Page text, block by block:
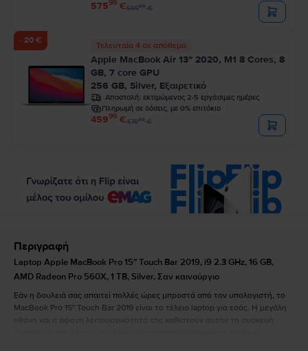
57599 €59999€
- 20 €
Τελευταία 4 σε απόθεμα
Apple MacBook Air 13″ 2020, M1 8 Cores, 8
GB, 7 core GPU
256 GB, Silver, Εξαιρετικό
Αποστολή: εκτιμώμενος 2-5 εργάσιμες ημέρες
Πληρωμή σε δόσεις, με 0% επιτόκιο
45999 €47999€
Περιγραφή
Laptop Apple MacBook Pro 15″ Touch Bar 2019, i9 2.3 GHz, 16 GB,
AMD Radeon Pro 560X, 1 TB, Silver, Σαν καινούργιο
Εάν η δουλειά σας απαιτεί πολλές ώρες μπροστά από τον υπολογιστή, το
MacBook Pro 15" Touch Bar 2019 είναι το τέλειο laptop για εσάς. Η μεγάλη
οθόνη και η άψογη λειτουργικότητά της καθιστούν αυτήν τη συσκευή